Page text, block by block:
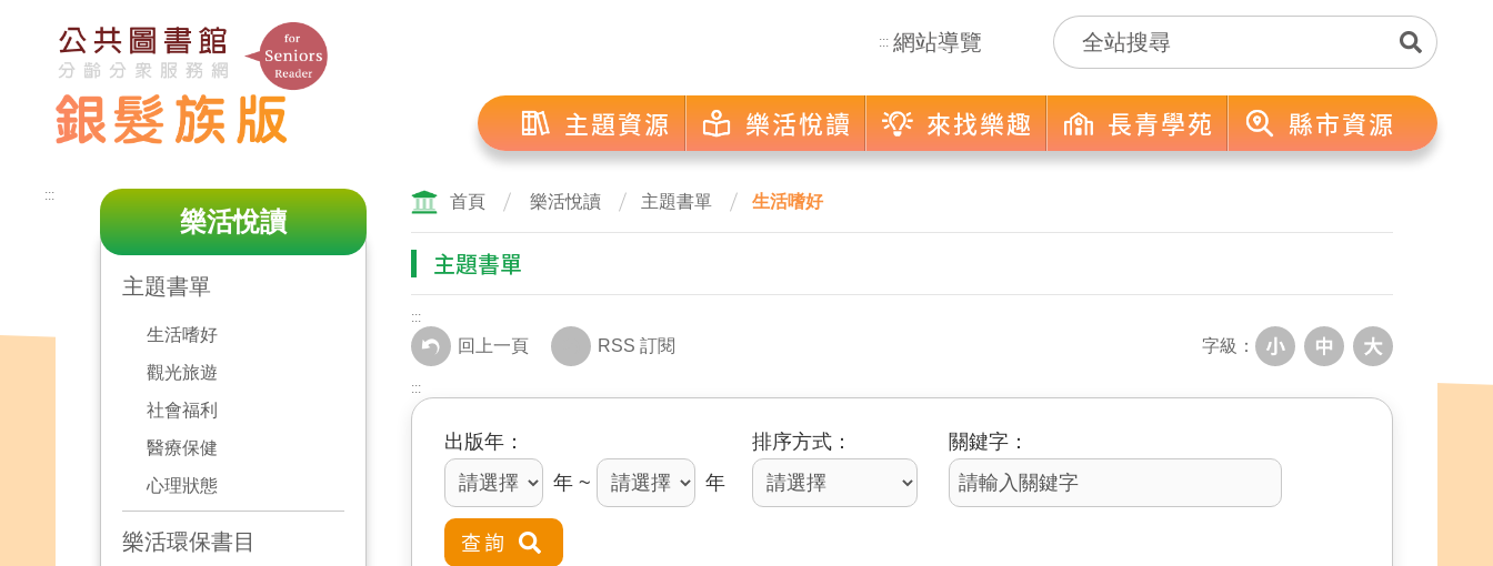
::: 網站導覽
主題資源 樂活悅讀 來找樂趣 長青學苑 縣市資源
:::
樂活悅讀
主題書單
生活嗜好
觀光旅遊
社會福利
醫療保健
心理狀態
樂活環保書目
首頁 樂活悅讀 主題書單 生活嗜好
主題書單
:::
回上一頁 RSS 訂閱 字級：
:::
出版年
年 ~
年
排序方式 關鍵字